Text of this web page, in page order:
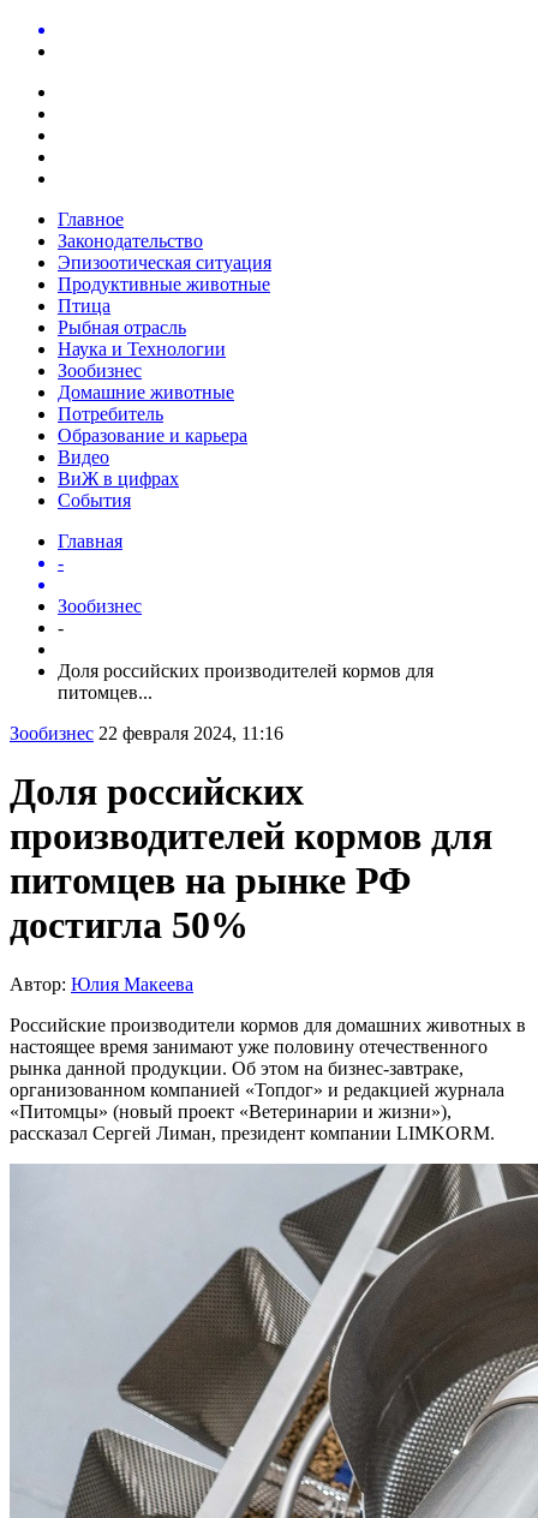
Главное
Законодательство
Эпизоотическая ситуация
Продуктивные животные
Птица
Рыбная отрасль
Наука и Технологии
Зообизнес
Домашние животные
Потребитель
Образование и карьера
Видео
ВиЖ в цифрах
События
Главная
-
Зообизнес
-
Доля российских производителей кормов для
питомцев...
Зообизнес 22 февраля 2024, 11:16
Доля российских
производителей кормов для
питомцев на рынке РФ
достигла 50%
Автор: Юлия Макеева
Российские производители кормов для домашних животных в
настоящее время занимают уже половину отечественного
рынка данной продукции. Об этом на бизнес-завтраке,
организованном компанией «Топдог» и редакцией журнала
«Питомцы» (новый проект «Ветеринарии и жизни»),
рассказал Сергей Лиман, президент компании LIMKORM.